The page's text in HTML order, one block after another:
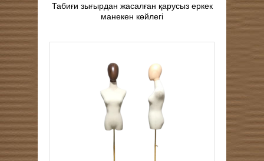
Табиғи зығырдан жасалған қарусыз еркек
манекен көйлегі